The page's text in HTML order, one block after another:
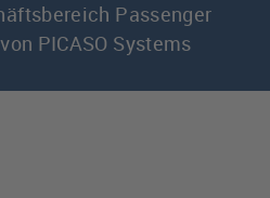
Passenger
PICASO Systems